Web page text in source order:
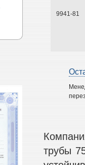
9941-81
трубы